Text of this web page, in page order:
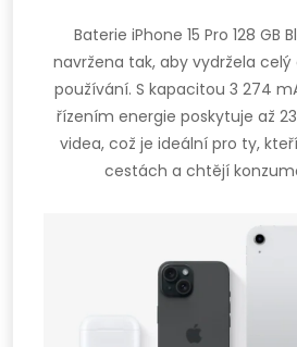
Baterie iPhone 15 Pro 128 GB
navržena tak, aby vydržela
používání. S kapacitou 3 274
řízením energie poskytuje až
videa, což je ideální pro ty,
cestách a chtějí